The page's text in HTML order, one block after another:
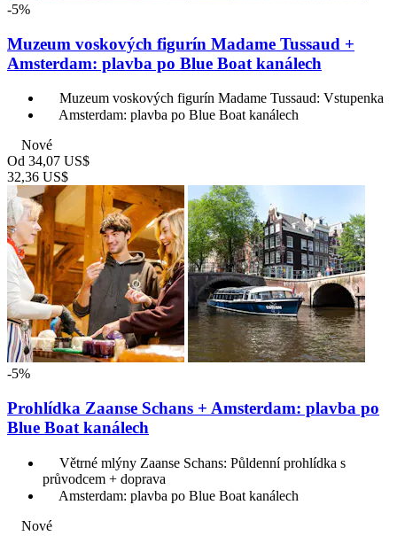
-5%
Muzeum voskových figurín Madame Tussaud +
Amsterdam: plavba po Blue Boat kanálech
Muzeum voskových figurín Madame Tussaud: Vstupenka
Amsterdam: plavba po Blue Boat kanálech
Nové
Od 34,07 US$
32,36 US$
-5%
Prohlídka Zaanse Schans + Amsterdam: plavba po
Blue Boat kanálech
Větrné mlýny Zaanse Schans: Půldenní prohlídka s
průvodcem + doprava
Amsterdam: plavba po Blue Boat kanálech
Nové